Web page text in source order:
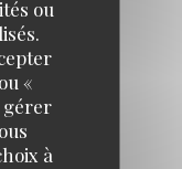
ou
«
gérer
à